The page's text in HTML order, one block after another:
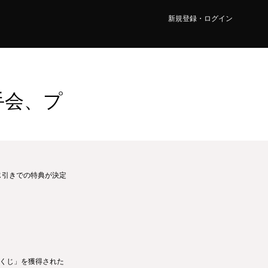
新規登録・ログイン
会、プ
きでの特典が決定
じ」を獲得された